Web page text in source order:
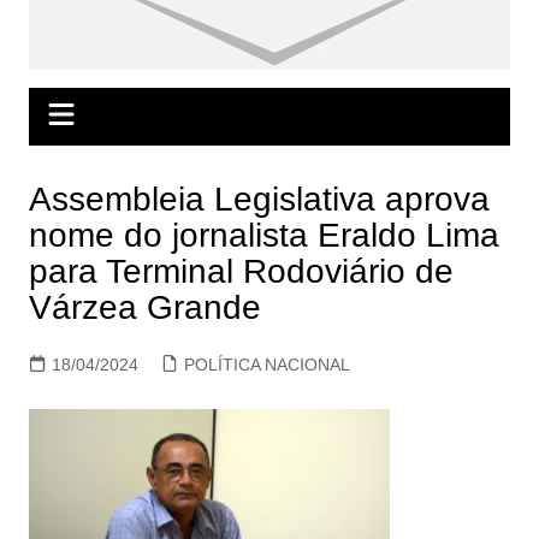
Assembleia Legislativa aprova
nome do jornalista Eraldo Lima
para Terminal Rodoviário de
Várzea Grande
18/04/2024 POLÍTICA NACIONAL